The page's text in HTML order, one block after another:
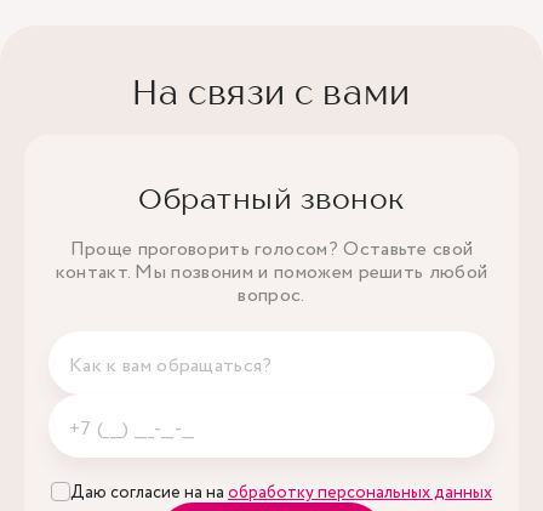
На связи с вами
Обратный звонок
Проще проговорить голосом? Оставьте свой
контакт. Мы позвоним и поможем решить любой
вопрос.
Даю согласие на на обработку персональных данных